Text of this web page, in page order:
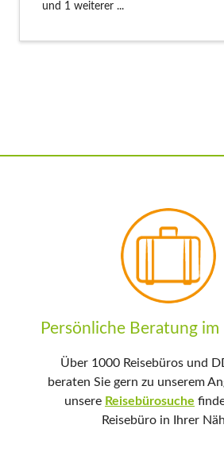
und 1 weiterer ...
Persönliche Beratung im
Über 1000 Reisebüros und
beraten Sie gern zu unserem
unsere Reisebürosuche
Reisebüro in Ihrer